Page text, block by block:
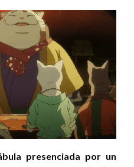
presenciada por un